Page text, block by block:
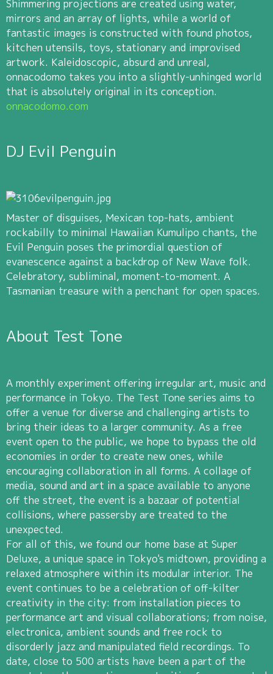
Shimmering projections are created using water,
mirrors and an array of lights, while a world of
fantastic images is constructed with found photos,
kitchen utensils, toys, stationary and improvised
artwork. Kaleidoscopic, absurd and unreal,
onnacodomo takes you into a slightly-unhinged world
that is absolutely original in its conception.
onnacodomo.com
DJ Evil Penguin
Master of disguises, Mexican top-hats, ambient
rockabilly to minimal Hawaiian Kumulipo chants, the
Evil Penguin poses the primordial question of
evanescence against a backdrop of New Wave folk.
Celebratory, subliminal, moment-to-moment. A
Tasmanian treasure with a penchant for open spaces.
About Test Tone
A monthly experiment offering irregular art, music and
performance in Tokyo. The Test Tone series aims to
offer a venue for diverse and challenging artists to
bring their ideas to a larger community. As a free
event open to the public, we hope to bypass the old
economies in order to create new ones, while
encouraging collaboration in all forms. A collage of
media, sound and art in a space available to anyone
off the street, the event is a bazaar of potential
collisions, where passersby are treated to the
unexpected.
For all of this, we found our home base at Super
Deluxe, a unique space in Tokyo's midtown, providing a
relaxed atmosphere within its modular interior. The
event continues to be a celebration of off-kilter
creativity in the city: from installation pieces to
performance art and visual collaborations; from noise,
electronica, ambient sounds and free rock to
disorderly jazz and manipulated field recordings. To
date, close to 500 artists have been a part of the